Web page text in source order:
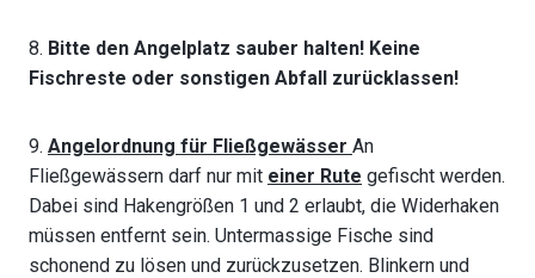
8. Bitte den Angelplatz sauber halten! Keine
Fischreste oder sonstigen Abfall zurücklassen!
9. Angelordnung für Fließgewässer An
Fließgewässern darf nur mit einer Rute gefischt werden.
Dabei sind Hakengrößen 1 und 2 erlaubt, die Widerhaken
müssen entfernt sein. Untermassige Fische sind
schonend zu lösen und zurückzusetzen. Blinkern und